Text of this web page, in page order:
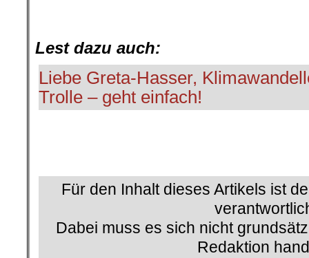
Lest dazu auch:
Liebe Greta-Hasser,
Trolle – geht einfach!
Für den Inhalt dieses Artikels ist
Dabei muss es sich nicht
Redaktion